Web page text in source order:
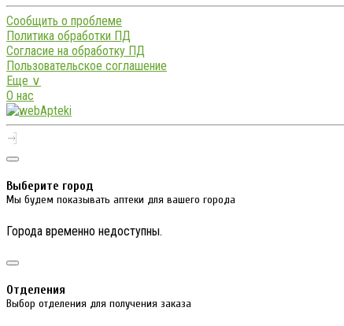
Сообщить о проблеме
Политика обработки ПД
Согласие на обработку ПД
Пользовательское соглашение
Еще ∨
О нас
Выберите город
Мы будем показывать аптеки для вашего города
Города временно недоступны.
Отделения
Выбор отделения для получения заказа